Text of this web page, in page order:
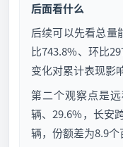
后面看什么
后续可以先看总量
比743.8%、环比
变化对累计表现影
第二个观察点是
辆、29.6%，长安
辆，份额差为8.9个